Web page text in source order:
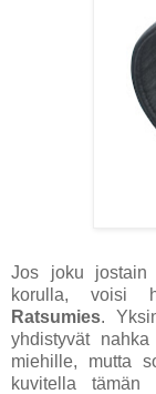
Jos joku jostain
korulla, voisi
Ratsumies.
yhdistyvät
miehille, mutta
kuvitella tämän